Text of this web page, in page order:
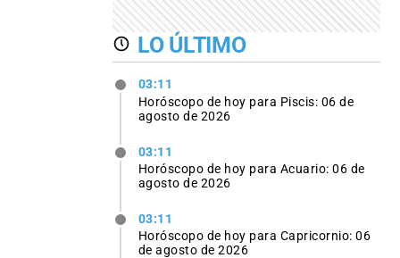
LO ÚLTIMO
03:11
Horóscopo de hoy para Piscis: 06 de
agosto de 2026
03:11
Horóscopo de hoy para Acuario: 06 de
agosto de 2026
03:11
Horóscopo de hoy para Capricornio: 06
de agosto de 2026